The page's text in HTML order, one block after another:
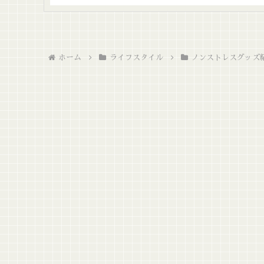
ホーム ライフスタイル ノンストレスグッズ